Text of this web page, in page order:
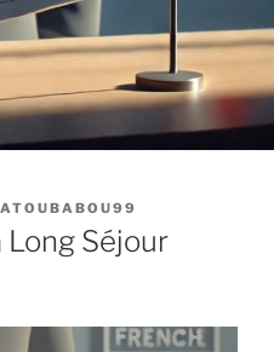
Long Séjour